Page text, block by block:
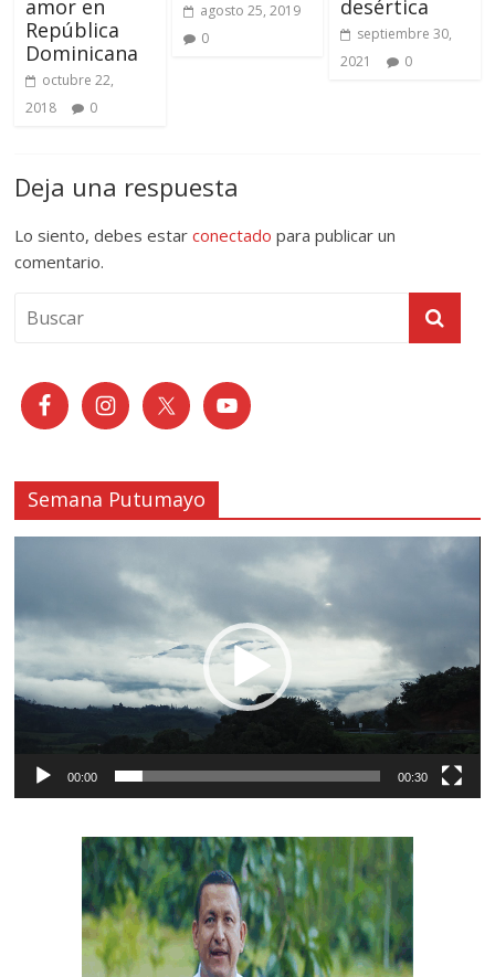
amor en
República
Dominicana
octubre 22,
2018
0
agosto 25, 2019
0
desértica
septiembre 30,
2021
0
Deja una respuesta
Lo siento, debes estarconectado para publicar un
comentario.
Semana Putumayo
00:00 00:30